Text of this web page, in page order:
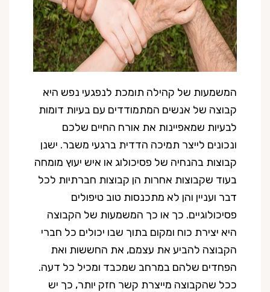
המשמעות של קהילה תומכת לנפגעי נפש היא
קבוצה של אנשים המתמודדים עם בעיות דומות
לבעיות שמאפיינות את אורח החיים שלכם
ונכונים לייצר תמיכה הדדית ברגעי משבר. ישנן
קבוצות בהנחיה של פסיכולוג או איש יעוץ מומחה
בעוד שקבוצות אחרות הן קבוצות חברתיות לכל
דבר ועניין והן לא מתכנסות טוב טיפולים
פסיכולוגיים. כך או כך המשמעות של הקבוצה
היא יצירת כוח ומקום בתוך שבו יכולים כל חברי
הקבוצה להביע את עצמם, את החששות ואת
הפחדים שלהם במרחב שמכבד ומכיל כל דעה.
ככל שהקבוצה מייצרת קשר חזק יותר, כך יש